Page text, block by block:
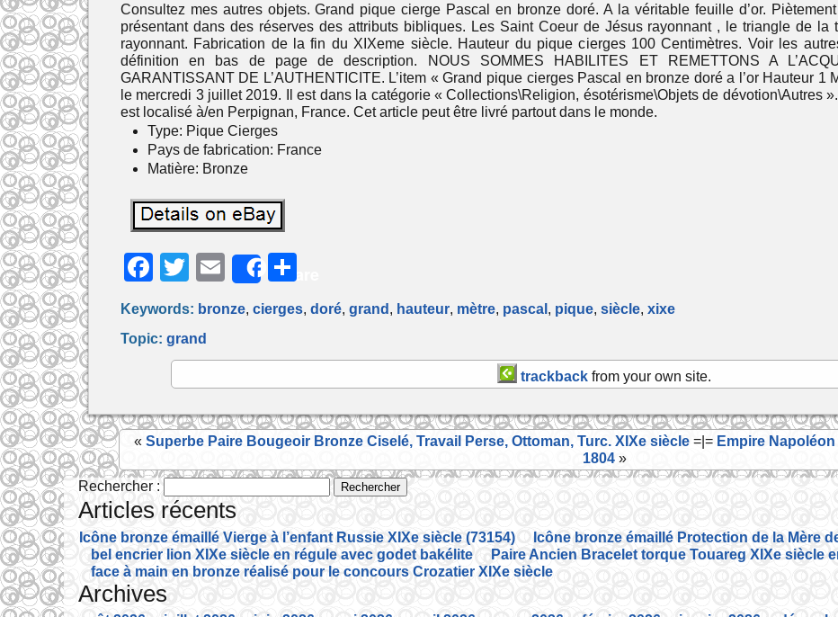
Consultez mes autres objets. Grand pique cierge Pascal en bronze doré. A la véritable feuille d’or.
présentant dans des réserves des attributs bibliques. Les Saint Coeur de Jésus rayonnant , le triangle de la
rayonnant. Fabrication de la fin du XIXeme siècle. Hauteur du pique cierges 100 Centimètres. Voir les
définition en bas de page de description. NOUS SOMMES HABILITES ET REMETTONS A
GARANTISSANT DE L’AUTHENTICITE. L’item « Grand pique cierges Pascal en bronze doré a l’or Hauteur 1
le mercredi 3 juillet 2019. Il est dans la catégorie « Collections\Religion, ésotérisme\Objets de dévotion\Autres
est localisé à/en Perpignan, France. Cet article peut être livré partout dans le monde.
Type: Pique Cierges
Pays de fabrication: France
Matière: Bronze
F
c
e
o
o
k
T
w
itt
er
E
ai
l
Share
ar
ta
g
er
Keywords: bronze, cierges, doré, grand , hauteur, mètre, pascal , pique, siècle, xixe
Topic: grand
trackback from your own site.
« Superbe Paire Bougeoir Bronze Ciselé, Travail Perse, Ottoman, Turc. XIXe siècle =|= Empire
1804»
Rechercher :
Articles récents
Icône bronze émaillé Vierge à l’enfant Russie XIXe siècle (73154) Icône bronze émaillé Protection de la Mère
bel encrier lion XIXe siècle en régule avec godet bakélite
Paire Ancien Bracelet torque Touareg XIXe siècle
face à main en bronze réalisé pour le concours Crozatier XIXe siècle
Archives